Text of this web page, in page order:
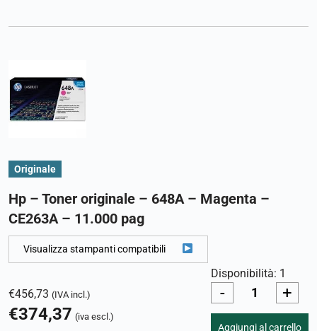
Originale
Hp – Toner originale – 648A – Magenta –
CE263A – 11.000 pag
Visualizza stampanti compatibili
€456,73 (IVA incl.)
€374,37 (iva escl.)
Disponibilità: 1
- +
Aggiungi al carrello